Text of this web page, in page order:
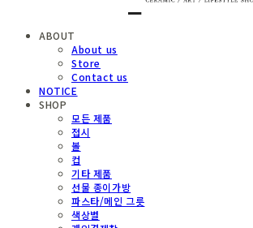
ABOUT
About us
Store
Contact us
NOTICE
SHOP
모든 제품
접시
볼
컵
기타 제품
선물 종이가방
파스타/메인 그릇
색상별